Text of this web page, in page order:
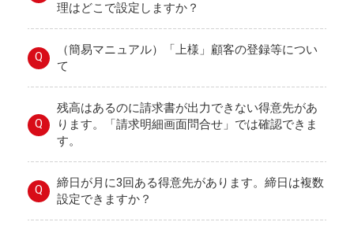
理はどこで設定しますか？
Q
（簡易マニュアル）「上様」顧客の登録等につい
て
Q
残高はあるのに請求書が出力できない得意先があ
ります。「請求明細画面問合せ」では確認できま
す。
Q
締日が月に3回ある得意先があります。締日は複数
設定できますか？